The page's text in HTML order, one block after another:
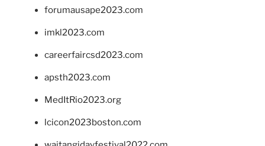
forumausape2023.com
imkl2023.com
careerfaircsd2023.com
apsth2023.com
MedItRio2023.org
lcicon2023boston.com